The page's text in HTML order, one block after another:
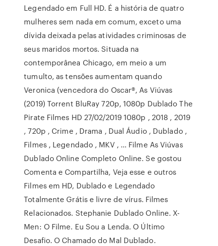
Legendado em Full HD. É a história de quatro
mulheres sem nada em comum, exceto uma
dívida deixada pelas atividades criminosas de
seus maridos mortos. Situada na
contemporânea Chicago, em meio a um
tumulto, as tensões aumentam quando
Veronica (vencedora do Oscar®, As Viúvas
(2019) Torrent BluRay 720p, 1080p Dublado The
Pirate Filmes HD 27/02/2019 1080p , 2018 , 2019
, 720p , Crime , Drama , Dual Áudio , Dublado ,
Filmes , Legendado , MKV , … Filme As Viúvas
Dublado Online Completo Online. Se gostou
Comenta e Compartilha, Veja esse e outros
Filmes em HD, Dublado e Legendado
Totalmente Grátis e livre de vírus. Filmes
Relacionados. Stephanie Dublado Online. X-
Men: O Filme. Eu Sou a Lenda. O Último
Desafio. O Chamado do Mal Dublado.